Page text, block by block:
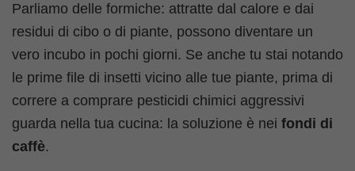
Parliamo delle formiche: attratte dal calore e dai
residui di cibo o di piante, possono diventare un
vero incubo in pochi giorni. Se anche tu stai notando
le prime file di insetti vicino alle tue piante, prima di
correre a comprare pesticidi chimici aggressivi
guarda nella tua cucina: la soluzione è nei fondi di
caffè.